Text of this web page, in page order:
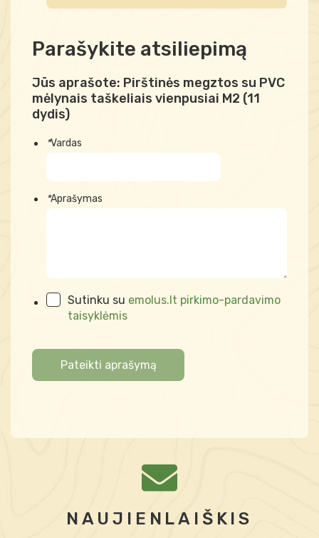
Parašykite atsiliepimą
Jūs aprašote: Pirštinės megztos su PVC
mėlynais taškeliais vienpusiai M2 (11
dydis)
*Vardas
*Aprašymas
Sutinku su emolus.lt pirkimo-pardavimo
taisyklėmis
Pateikti aprašymą
NAUJIENLAIŠKIS